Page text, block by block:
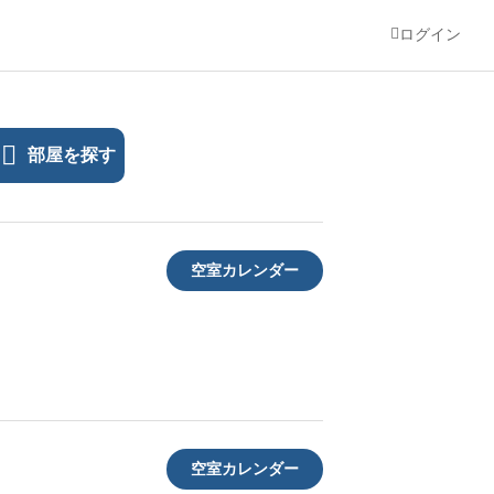
ログイン
部屋を探す
空室カレンダー
空室カレンダー